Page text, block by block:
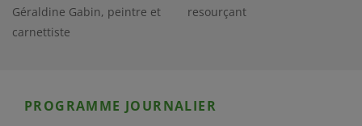
Géraldine Gabin, peintre et
carnettiste
resourçant
PROGRAMME JOURNALIER